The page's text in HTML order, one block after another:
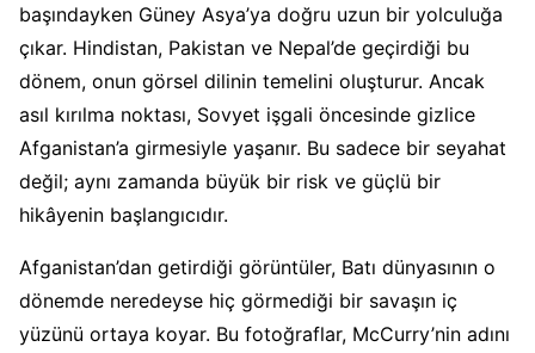
başındayken Güney Asya’ya doğru uzun bir yolculuğa
çıkar. Hindistan, Pakistan ve Nepal’de geçirdiği bu
dönem, onun görsel dilinin temelini oluşturur. Ancak
asıl kırılma noktası, Sovyet işgali öncesinde gizlice
Afganistan’a girmesiyle yaşanır. Bu sadece bir seyahat
değil; aynı zamanda büyük bir risk ve güçlü bir
hikâyenin başlangıcıdır.
Afganistan’dan getirdiği görüntüler, Batı dünyasının o
dönemde neredeyse hiç görmediği bir savaşın iç
yüzünü ortaya koyar. Bu fotoğraflar, McCurry’nin adını